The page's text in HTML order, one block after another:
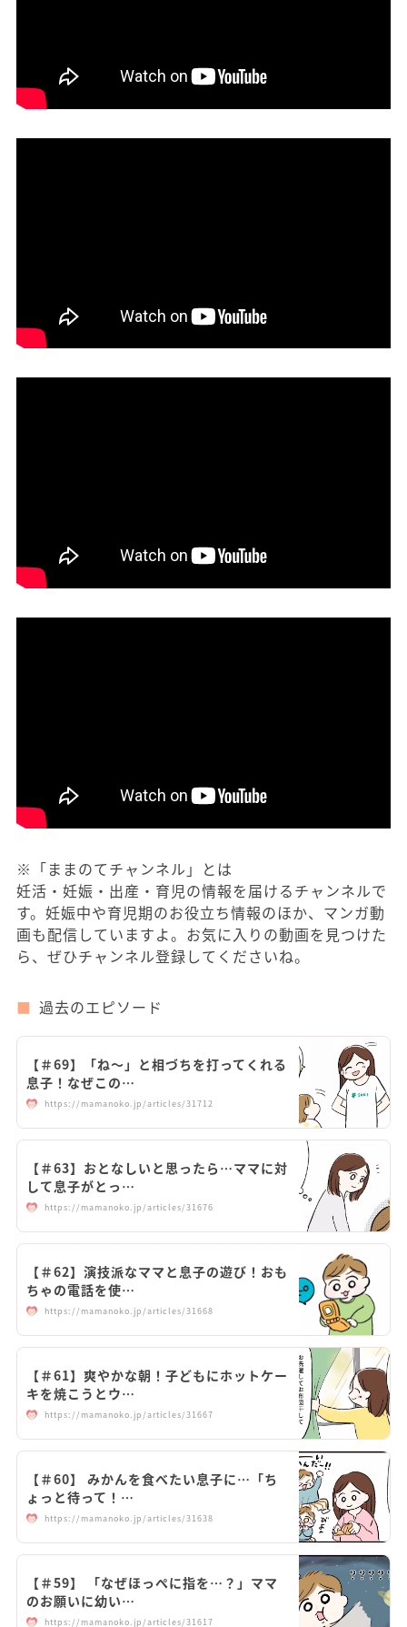
※「ままのてチャンネル」とは
妊活・妊娠・出産・育児の情報を届けるチャンネルで
す。妊娠中や育児期のお役立ち情報のほか、マンガ動
画も配信していますよ。お気に入りの動画を見つけた
ら、ぜひチャンネル登録してくださいね。
過去のエピソード
【＃69】「ね～」と相づちを打ってくれる
息子！なぜこの…
https://mamanoko.jp/articles/31712
【＃63】おとなしいと思ったら…ママに対
して息子がとっ…
https://mamanoko.jp/articles/31676
【＃62】演技派なママと息子の遊び！おも
ちゃの電話を使…
https://mamanoko.jp/articles/31668
【＃61】爽やかな朝！子どもにホットケー
キを焼こうとウ…
https://mamanoko.jp/articles/31667
【＃60】 みかんを食べたい息子に…「ち
ょっと待って！…
https://mamanoko.jp/articles/31638
【＃59】 「なぜほっぺに指を…？」ママ
のお願いに幼い…
https://mamanoko.jp/articles/31617